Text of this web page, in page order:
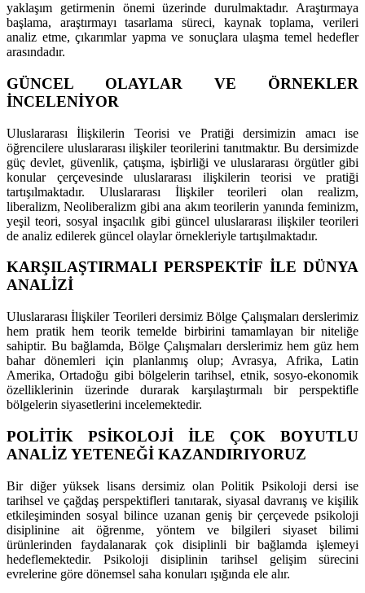
yaklaşım getirmenin önemi üzerinde durulmaktadır. Araştırmaya
başlama, araştırmayı tasarlama süreci, kaynak toplama, verileri
analiz etme, çıkarımlar yapma ve sonuçlara ulaşma temel hedefler
arasındadır.
GÜNCEL OLAYLAR VE ÖRNEKLER
İNCELENİYOR
Uluslararası İlişkilerin Teorisi ve Pratiği dersimizin amacı ise
öğrencilere uluslararası ilişkiler teorilerini tanıtmaktır. Bu dersimizde
güç devlet, güvenlik, çatışma, işbirliği ve uluslararası örgütler gibi
konular çerçevesinde uluslararası ilişkilerin teorisi ve pratiği
tartışılmaktadır. Uluslararası İlişkiler teorileri olan realizm,
liberalizm, Neoliberalizm gibi ana akım teorilerin yanında feminizm,
yeşil teori, sosyal inşacılık gibi güncel uluslararası ilişkiler teorileri
de analiz edilerek güncel olaylar örnekleriyle tartışılmaktadır.
KARŞILAŞTIRMALI PERSPEKTİF İLE DÜNYA
ANALİZİ
Uluslararası İlişkiler Teorileri dersimiz Bölge Çalışmaları derslerimiz
hem pratik hem teorik temelde birbirini tamamlayan bir niteliğe
sahiptir. Bu bağlamda, Bölge Çalışmaları derslerimiz hem güz hem
bahar dönemleri için planlanmış olup; Avrasya, Afrika, Latin
Amerika, Ortadoğu gibi bölgelerin tarihsel, etnik, sosyo-ekonomik
özelliklerinin üzerinde durarak karşılaştırmalı bir perspektifle
bölgelerin siyasetlerini incelemektedir.
POLİTİK PSİKOLOJİ İLE ÇOK BOYUTLU
ANALİZ YETENEĞİ KAZANDIRIYORUZ
Bir diğer yüksek lisans dersimiz olan Politik Psikoloji dersi ise
tarihsel ve çağdaş perspektifleri tanıtarak, siyasal davranış ve kişilik
etkileşiminden sosyal bilince uzanan geniş bir çerçevede psikoloji
disiplinine ait öğrenme, yöntem ve bilgileri siyaset bilimi
ürünlerinden faydalanarak çok disiplinli bir bağlamda işlemeyi
hedeflemektedir. Psikoloji disiplinin tarihsel gelişim sürecini
evrelerine göre dönemsel saha konuları ışığında ele alır.